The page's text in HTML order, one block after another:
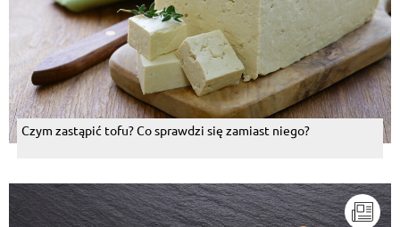
Czym zastąpić tofu? Co sprawdzi się zamiast niego?